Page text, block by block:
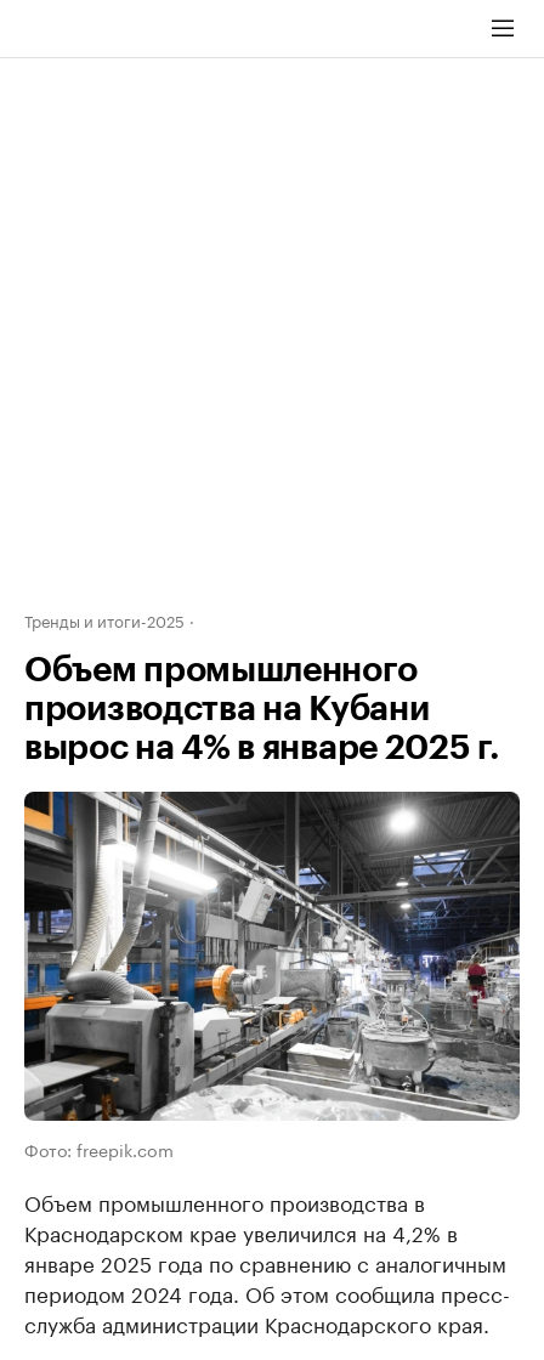
Тренды и итоги-2025
Объем промышленного
производства на Кубани
вырос на 4% в январе 2025 г.
Фото: freepik.com
Объем промышленного производства в
Краснодарском крае увеличился на 4,2% в
январе 2025 года по сравнению с аналогичным
периодом 2024 года. Об этом сообщила пресс-
служба администрации Краснодарского края.